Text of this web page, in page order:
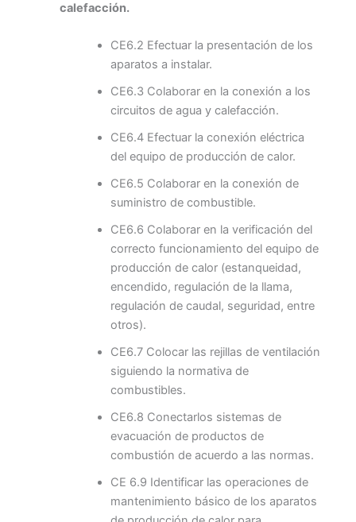
calefacción.
CE6.2 Efectuar la presentación de los
aparatos a instalar.
CE6.3 Colaborar en la conexión a los
circuitos de agua y calefacción.
CE6.4 Efectuar la conexión eléctrica
del equipo de producción de calor.
CE6.5 Colaborar en la conexión de
suministro de combustible.
CE6.6 Colaborar en la verificación del
correcto funcionamiento del equipo de
producción de calor (estanqueidad,
encendido, regulación de la llama,
regulación de caudal, seguridad, entre
otros).
CE6.7 Colocar las rejillas de ventilación
siguiendo la normativa de
combustibles.
CE6.8 Conectarlos sistemas de
evacuación de productos de
combustión de acuerdo a las normas.
CE 6.9 Identificar las operaciones de
mantenimiento básico de los aparatos